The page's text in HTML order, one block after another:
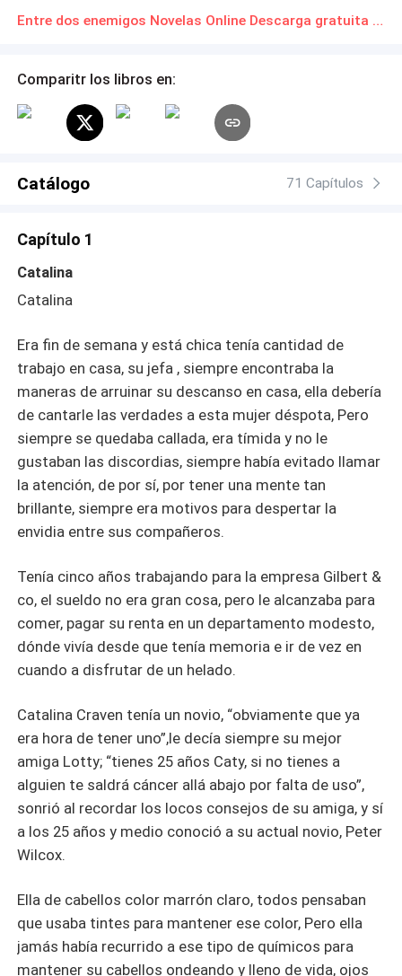
es primo de su ex novio; su vida no podía estar más
su cama, como ya antes habían tenido sexo, se cree con
imposible a Catalina, será peor cuando ella descubre que
está embarazada de Evan Bragg, su odioso y prepotente
que aparenta, si no una chica que se vende como
pesadilla.
Entre dos enemigos Novelas Online Descarga gratuita de PDF
Comparitr los libros en:
Catálogo 71 Capítulos
Capítulo 1
Catalina
Catalina
Era fin de semana y está chica tenía cantidad de
trabajo en casa, su jefa , siempre encontraba la
maneras de arruinar su descanso en casa, ella debería
de cantarle las verdades a esta mujer déspota, Pero
siempre se quedaba callada, era tímida y no le
gustaban las discordias, siempre había evitado llamar
la atención, de por sí, por tener una mente tan
brillante, siempre era motivos para despertar la
envidia entre sus compañeros.
Tenía cinco años trabajando para la empresa Gilbert &
co, el sueldo no era gran cosa, pero le alcanzaba para
comer, pagar su renta en un departamento modesto,
dónde vivía desde que tenía memoria e ir de vez en
cuando a disfrutar de un helado.
Catalina Craven tenía un novio, “obviamente que ya
era hora de tener uno”,le decía siempre su mejor
amiga Lotty; “tienes 25 años Caty, si no tienes a
alguien te saldrá cáncer allá abajo por falta de uso”,
sonrió al recordar los locos consejos de su amiga, y sí
a los 25 años y medio conoció a su actual novio, Peter
Wilcox.
Ella de cabellos color marrón claro, todos pensaban
que usaba tintes para mantener ese color, Pero ella
jamás había recurrido a ese tipo de químicos para
mantener su cabellos ondeando y lleno de vida, ojos